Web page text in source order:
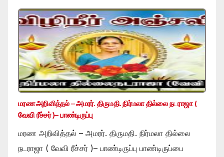
மரண அறிவித்தல் – அமரர். திருமதி. நிர்மலா தில்லை நடராஜா (
வேவி ரீச்சர் )– பாண்டிருப்பு
மரண அறிவித்தல் – அமரர். திருமதி. நிர்மலா தில்லை
நடராஜா ( வேவி ரீச்சர் )– பாண்டிருப்பு பாண்டிருப்பை